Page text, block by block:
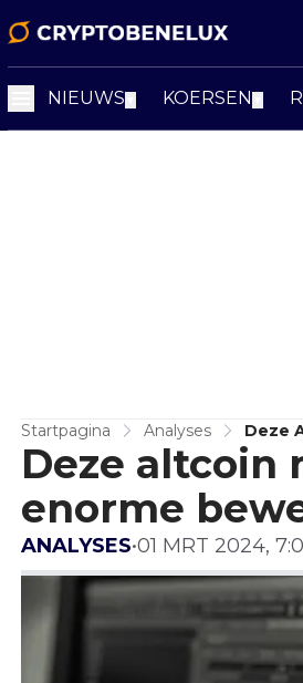
NIEUWS KOERSEN
Startpagina Analyses Deze
Deze altcoin
enorme
ANALYSES•01 MRT 2024,